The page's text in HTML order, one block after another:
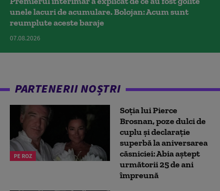
unele lacuri de acumulare. Bolojan: Acum sunt
reumplute aceste baraje
07.08.2026
PARTENERII NOȘTRI
PE ROZ
Soția lui Pierce
Brosnan, poze dulci de
cuplu și declarație
superbă la aniversarea
căsniciei: Abia aștept
următorii 25 de ani
împreună